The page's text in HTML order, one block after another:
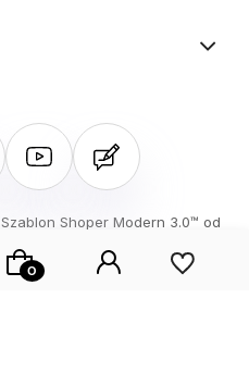
Szablon Shoper Modern 3.0™ od